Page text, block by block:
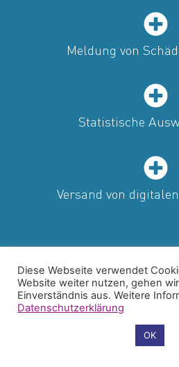
Meldung von
Statistische
Versand von
Diese Webseite verwendet
Website weiter nutzen, gehen
Einverständnis aus. Weitere
Datenschutzerklärung
OK